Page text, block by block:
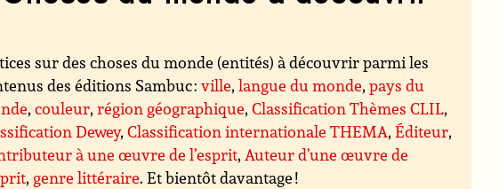
sur des choses du monde (entités) à découvrir parmi les
des éditions Sambuc :ville,langue du monde,pays du
,couleur,région géographique,Classification Thèmes CLIL,
Dewey,Classification internationale THEMA,Éditeur,
à une œuvre de l’esprit, Auteur d’une œuvre de
, genre littéraire. Et bientôt davantage !